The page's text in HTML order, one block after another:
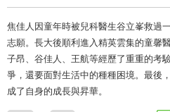
焦佳人因童年時被兒科醫生谷立峯救過
志願。長大後順利進入精英雲集的童馨
子昂、谷佳人、王航等經歷了重重的考
爭，還要面對生活中的種種困境。最後
成了自身的成長與昇華。